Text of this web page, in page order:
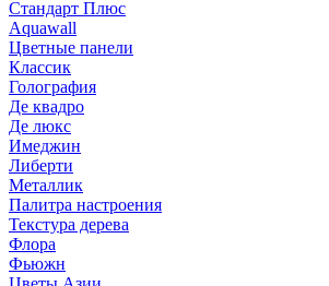
Стандарт Плюс
Aquawall
Цветные панели
Классик
Голография
Де квадро
Де люкс
Имеджин
Либерти
Металлик
Палитра настроения
Текстура дерева
Флора
Фьюжн